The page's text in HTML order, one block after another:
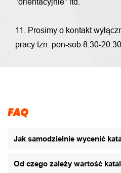
"orientacyjnie" itd.
11. Prosimy o kontakt
pracy tzn. pon-sob 8:30-20:30.
FAQ
Jak samodzielnie wycenić
Od czego zależy wartość